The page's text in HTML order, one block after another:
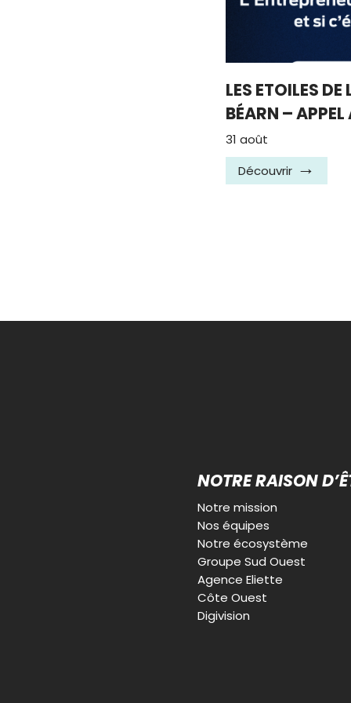
LES ETOILES
BÉARN –
31 août
Découvrir
NOTRE RAISON
Notre mission
Nos équipes
Notre écosystème
Groupe Sud Ouest
Agence Eliette
Côte Ouest
Digivision